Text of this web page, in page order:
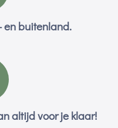
en buitenland.
altijd voor je klaar!